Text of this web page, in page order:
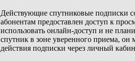
Действующие спутниковые подписки
абонентам предоставлен доступ к
использовать онлайн-доступ и не
спутник в зоне уверенного приема,
действия подписки через личный